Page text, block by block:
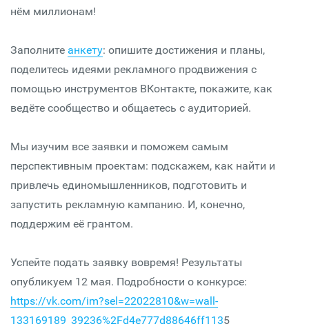
нём миллионам!
​​Заполните анкету: опишите достижения и планы,
поделитесь идеями рекламного продвижения с
помощью инструментов ВКонтакте, покажите, как
ведёте сообщество и общаетесь с аудиторией.
​​Мы изучим все заявки и поможем самым
перспективным проектам: подскажем, как найти и
привлечь единомышленников, подготовить и
запустить рекламную кампанию. И, конечно,
поддержим её грантом.
​​Успейте подать заявку вовремя! Результаты
опубликуем 12 мая. Подробности о конкурсе:
https://vk.com/im?sel=22022810&w=wall-
133169189_39236%2Fd4e777d88646ff1135